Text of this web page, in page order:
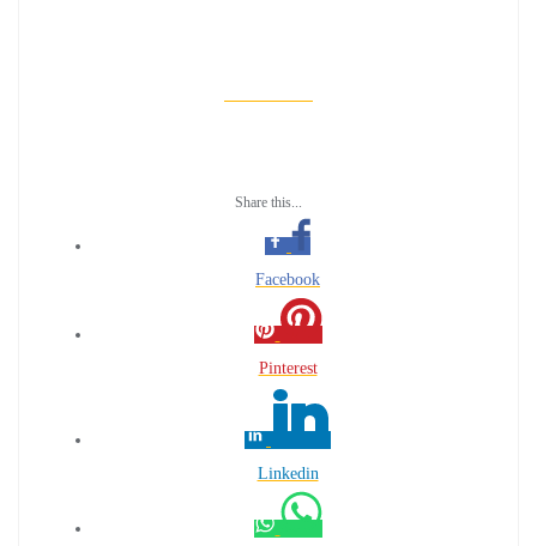
Share this...
Facebook
Pinterest
Linkedin